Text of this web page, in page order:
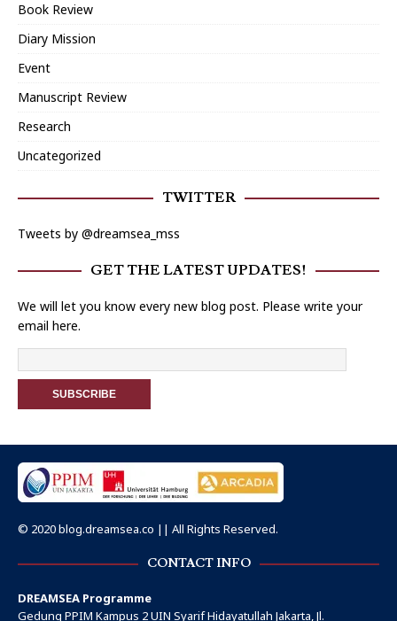
Book Review
Diary Mission
Event
Manuscript Review
Research
Uncategorized
TWITTER
Tweets by @dreamsea_mss
GET THE LATEST UPDATES!
We will let you know every new blog post. Please write your
email here.
© 2020 blog.dreamsea.co || All Rights Reserved.
CONTACT INFO
DREAMSEA Programme
Gedung PPIM Kampus 2 UIN Syarif Hidayatullah Jakarta, Jl.